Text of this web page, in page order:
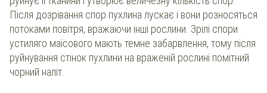
Після дозрівання спор пухлина лускає і вони розносяться
потоками повітря, вражаючи інші рослини. Зрілі спори
устиляго маїсового мають темне забарвлення, тому після
руйнування стінок пухлини на враженій рослині помітний
чорний наліт.